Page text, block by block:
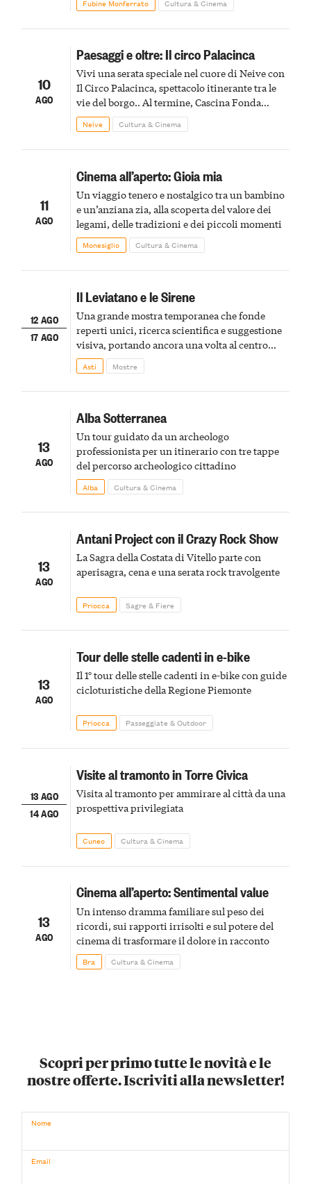
Fubine Monferrato Cultura & Cinema
10
AGO
Paesaggi e oltre: Il circo Palacinca
Vivi una serata speciale nel cuore di Neive con
Il Circo Palacinca, spettacolo itinerante tra le
vie del borgo.. Al termine, Cascina Fonda
Winery offrirà una degustazione di due
spumanti.
Neive Cultura & Cinema
11
AGO
Cinema all’aperto: Gioia mia
Un viaggio tenero e nostalgico tra un bambino
e un’anziana zia, alla scoperta del valore dei
legami, delle tradizioni e dei piccoli momenti
Monesiglio Cultura & Cinema
12 AGO
17 AGO
Il Leviatano e le Sirene
Una grande mostra temporanea che fonde
reperti unici, ricerca scientifica e suggestione
visiva, portando ancora una volta al centro
della scena le meraviglie del passato astigiano
Asti Mostre
13
AGO
Alba Sotterranea
Un tour guidato da un archeologo
professionista per un itinerario con tre tappe
del percorso archeologico cittadino
Alba Cultura & Cinema
13
AGO
Antani Project con il Crazy Rock Show
La Sagra della Costata di Vitello parte con
aperisagra, cena e una serata rock travolgente
Priocca Sagre & Fiere
13
AGO
Tour delle stelle cadenti in e-bike
Il 1° tour delle stelle cadenti in e-bike con guide
cicloturistiche della Regione Piemonte
Priocca Passeggiate & Outdoor
13 AGO
14 AGO
Visite al tramonto in Torre Civica
Visita al tramonto per ammirare al città da una
prospettiva privilegiata
Cuneo Cultura & Cinema
13
AGO
Cinema all’aperto: Sentimental value
Un intenso dramma familiare sul peso dei
ricordi, sui rapporti irrisolti e sul potere del
cinema di trasformare il dolore in racconto
Bra Cultura & Cinema
Scopri per primo tutte le novità e le
nostre offerte. Iscriviti alla newsletter!
Nome
Email